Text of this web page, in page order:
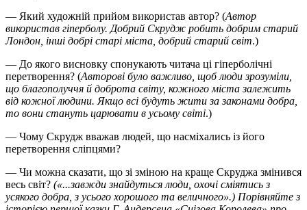
— Який художній прийом використав автор? (Автор
використав гіперболу. Добрий Скрудж робить добрим старий
Лондон, інші добрі старі міста, добрий старий світ.)
— До якого висновку спонукають читача ці гіперболічні
перетворення? (Авторові було важливо, щоб люди зрозуміли,
що благополуччя й доброта світу, кожного міста залежить
від кожної людини. Якщо всі будуть жити за законами добра,
то вони стануть царювати в усьому світі.)
— Чому Скрудж вважав людей, що насміхались із його
перетворення сліпцями?
— Чи можна сказати, що зі зміною на краще Скруджа змінився
весь світ? («...завжди знайдуться люди, охочі сміятись з
усякого добра, з усього хорошого та величного».) Порівняйте з